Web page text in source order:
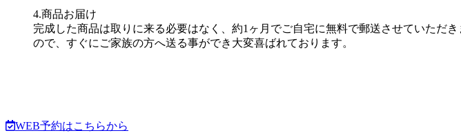
4.商品お届け
完成した商品は取りに来る必要はなく、約1ヶ月でご自宅に無料で郵送させていただ
ので、すぐにご家族の方へ送る事ができ大変喜ばれております。
WEB予約はこちらから